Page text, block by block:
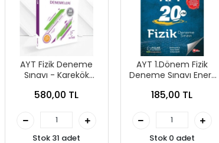
AYT Fizik Deneme
Sınavı - Karekök
580,00 TL
Stok 31 adet
AYT 1.Dönem Fizik
Deneme Sınavı Enerji
Palme Yayınları
185,00 TL
Stok 0 adet